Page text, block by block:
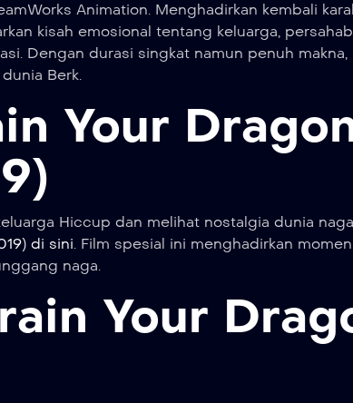
Animation. Menghadirkan kembali
kisah emosional tentang keluarga,
Dengan durasi singkat namun penuh makna,
Berk.
Your
Hiccup dan melihat nostalgia dunia
di sini. Film spesial ini menghadirkan
naga.
Your